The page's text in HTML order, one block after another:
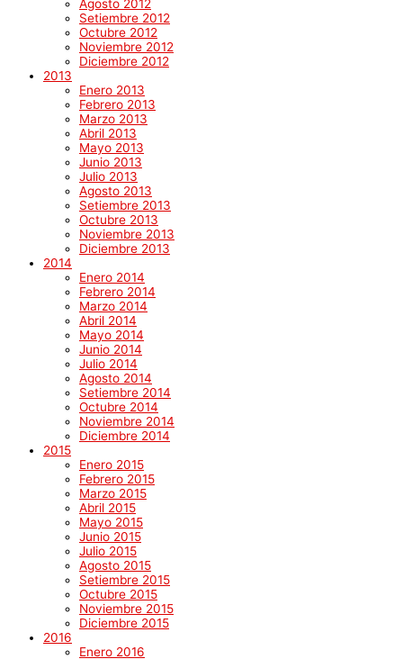
Agosto 2012
Setiembre 2012
Octubre 2012
Noviembre 2012
Diciembre 2012
2013
Enero 2013
Febrero 2013
Marzo 2013
Abril 2013
Mayo 2013
Junio 2013
Julio 2013
Agosto 2013
Setiembre 2013
Octubre 2013
Noviembre 2013
Diciembre 2013
2014
Enero 2014
Febrero 2014
Marzo 2014
Abril 2014
Mayo 2014
Junio 2014
Julio 2014
Agosto 2014
Setiembre 2014
Octubre 2014
Noviembre 2014
Diciembre 2014
2015
Enero 2015
Febrero 2015
Marzo 2015
Abril 2015
Mayo 2015
Junio 2015
Julio 2015
Agosto 2015
Setiembre 2015
Octubre 2015
Noviembre 2015
Diciembre 2015
2016
Enero 2016